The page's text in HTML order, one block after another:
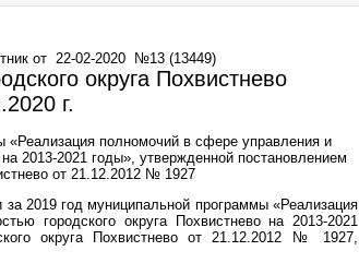
от 22-02-2020 №13 (13449)
округа Похвистнево
г.
«Реализация полномочий в сфере управления и
2013-2021 годы», утвержденной постановлением
от 21.12.2012 № 1927
2019 год муниципальной программы «Реализация
городского округа Похвистнево на 2013-2021
округа Похвистнево от 21.12.2012 № 1927,